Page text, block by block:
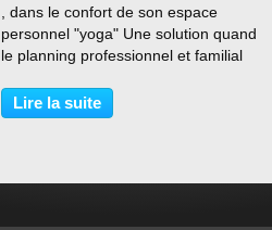
, dans le confort de son espace
personnel "yoga" Une solution quand
le planning professionnel et familial
18h15/19h30 ou 19h45/21h00 A très
vite, pour vos deux séances d'essai
Lire la suite